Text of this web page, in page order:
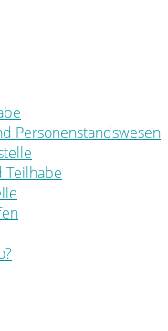
& öffentliche
Personenstandswesen
Teilhabe